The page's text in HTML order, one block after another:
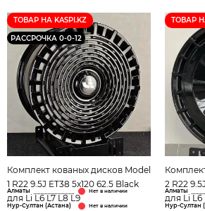
ТОВАР НА KASPI.KZ
РАССРОЧКА 0-0-12
Комплект кованых дисков Model
1 R22 9.5J ET38 5x120 62.5 Black
для Li L6 L7 L8 L9
Алматы
Нур-Султан (Астана)
ТОВАР
2 R22
для Li L6
Алматы
Нур-Султан